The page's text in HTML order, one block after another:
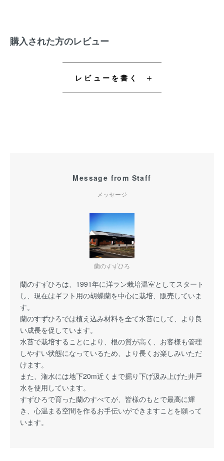
購入された方のレビュー
レビューを書く
Message from Staff
メッセージ
蘭のすずひろ
蘭のすずひろは、1991年に洋ラン栽培温室としてスタート
し、現在はギフト用の胡蝶蘭を中心に栽培、販売していま
す。
蘭のすずひろでは植え込み材料を全て水苔にして、より良
い成長を促しています。
水苔で栽培することにより、根の質が高く、お客様も管理
しやすい状態になっているため、より長くお楽しみいただ
けます。
また、潅水には地下20m近くまで掘り下げ汲み上げた井戸
水を使用しています。
すずひろで育った蘭のすべてが、皆様のもとで最高に輝
き、心温まる空間を作るお手伝いができますことを願って
います。